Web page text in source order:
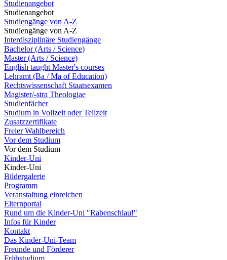
Studienangebot
Studienangebot
Studiengänge von A-Z
Studiengänge von A-Z
Interdisziplinäre Studiengänge
Bachelor (Arts / Science)
Master (Arts / Science)
English taught Master's courses
Lehramt (Ba / Ma of Education)
Rechtswissenschaft Staatsexamen
Magister/-stra Theologiae
Studienfächer
Studium in Vollzeit oder Teilzeit
Zusatzzertifikate
Freier Wahlbereich
Vor dem Studium
Vor dem Studium
Kinder-Uni
Kinder-Uni
Bildergalerie
Programm
Veranstaltung einreichen
Elternportal
Rund um die Kinder-Uni "Rabenschlau!"
Infos für Kinder
Kontakt
Das Kinder-Uni-Team
Freunde und Förderer
Frühstudium